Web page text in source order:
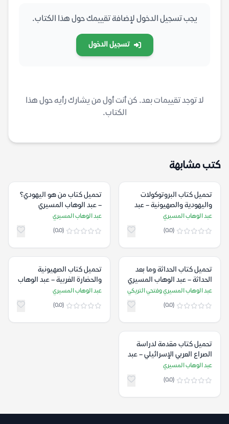
يجب تسجيل الدخول لإضافة تقييمك حول هذا الكتاب.
تسجيل الدخول
لا توجد تقييمات بعد. كن أنت أول من يشارك رأيه حول هذا
الكتاب.
كتب مشابهة
تحميل كتاب البروتوكولات
واليهودية والصهيونية – عبد
الوهاب المسيري
عبد الوهاب المسيري
(0.0)
تحميل كتاب من هو اليهودي؟
– عبد الوهاب المسيري
عبد الوهاب المسيري
(0.0)
تحميل كتاب الحداثة وما بعد
الحداثة – عبد الوهاب المسيري
وفتحي التريكي
عبد الوهاب المسيري وفتحي التريكي
(0.0)
تحميل كتاب الصهيونية
والحضارة الغربية – عبد الوهاب
المسيري
عبد الوهاب المسيري
(0.0)
تحميل كتاب مقدمة لدراسة
الصراع العربي الإسرائيلي – عبد
الوهاب المسيري
عبد الوهاب المسيري
(0.0)